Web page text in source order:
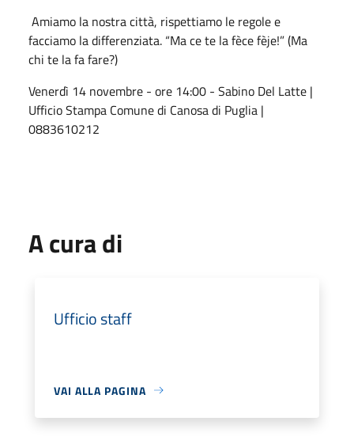
Amiamo la nostra città, rispettiamo le regole e
facciamo la differenziata. “Ma ce te la fèce fèje!” (Ma
chi te la fa fare?)
Venerdì 14 novembre - ore 14:00 - Sabino Del Latte |
Ufficio Stampa Comune di Canosa di Puglia |
0883610212
A cura di
Ufficio staff
VAI ALLA PAGINA